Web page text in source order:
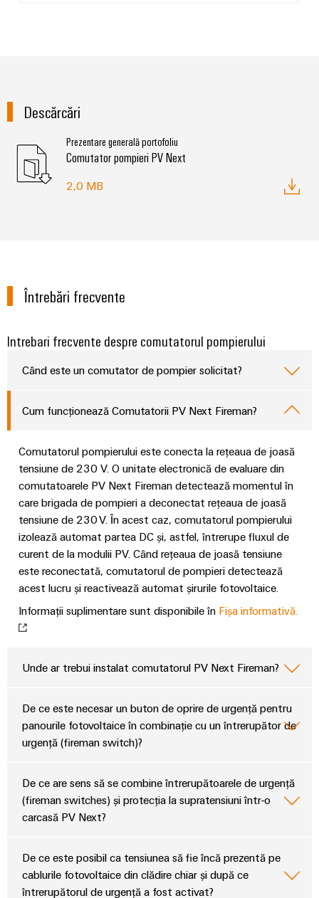
Descărcări
Prezentare generală portofoliu
Comutator pompieri PV Next
2,0 MB
Întrebări frecvente
Intrebari frecvente despre comutatorul pompierului
Când este un comutator de pompier solicitat?
Cum funcționează Comutatorii PV Next Fireman?
Comutatorul pompierului este conecta la rețeaua de joasă
tensiune de 230 V. O unitate electronică de evaluare din
comutatoarele PV Next Fireman detectează momentul în
care brigada de pompieri a deconectat rețeaua de joasă
tensiune de 230 V. În acest caz, comutatorul pompierului
izolează automat partea DC și, astfel, întrerupe fluxul de
curent de la modulii PV. Când rețeaua de joasă tensiune
este reconectată, comutatorul de pompieri detectează
acest lucru și reactivează automat șirurile fotovoltaice.
Informații suplimentare sunt disponibile în Fișa informativă.
Unde ar trebui instalat comutatorul PV Next Fireman?
De ce este necesar un buton de oprire de urgență pentru
panourile fotovoltaice în combinație cu un întrerupător de
urgență (fireman switch)?
De ce are sens să se combine întrerupătoarele de urgență
(fireman switches) și protecția la supratensiuni într-o
carcasă PV Next?
De ce este posibil ca tensiunea să fie încă prezentă pe
cablurile fotovoltaice din clădire chiar și după ce
întrerupătorul de urgență a fost activat?